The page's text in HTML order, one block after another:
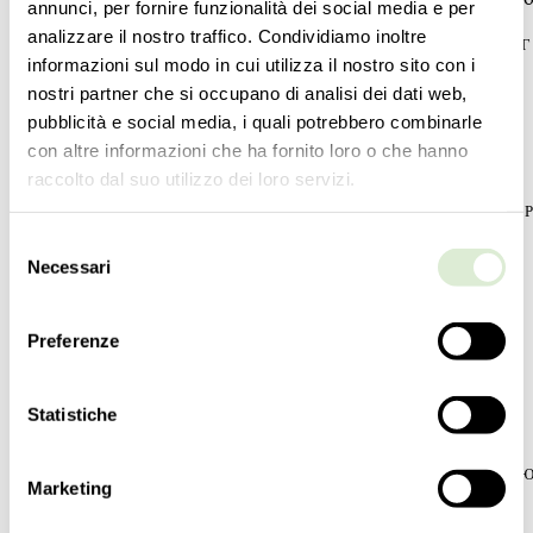
annunci, per fornire funzionalità dei social media e per
analizzare il nostro traffico. Condividiamo inoltre
informazioni sul modo in cui utilizza il nostro sito con i
nostri partner che si occupano di analisi dei dati web,
pubblicità e social media, i quali potrebbero combinarle
con altre informazioni che ha fornito loro o che hanno
raccolto dal suo utilizzo dei loro servizi.
delNecessari
Preferenze
Statistiche
Marketing
ТИПОЛОГИЯ
Люстры
РОСТ
79
cm
ДИАМЕТР
36 ¼inc
12kg
УРОВНИ
1
1
Люстры
РОСТ
36 ¼ inc
11kg
24lbs
УРОВНИ
1
1